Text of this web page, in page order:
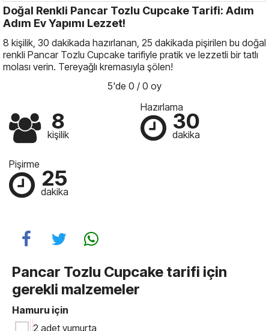
Doğal Renkli Pancar Tozlu Cupcake Tarifi: Adım
Adım Ev Yapımı Lezzet!
8 kişilik, 30 dakikada hazırlanan, 25 dakikada pişirilen bu doğal
renkli Pancar Tozlu Cupcake tarifiyle pratik ve lezzetli bir tatlı
molası verin. Tereyağlı kremasıyla şölen!
5'de 0 / 0 oy
8
kişilik
Hazırlama
30
dakika
Pişirme
25
dakika
Pancar Tozlu Cupcake tarifi için
gerekli malzemeler
Hamuru için
2 adet yumurta